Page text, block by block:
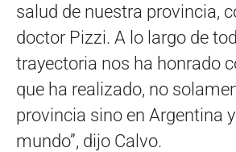
salud de nuestra provincia,
doctor Pizzi. A lo largo de
trayectoria nos ha honrado
que ha realizado, no
provincia sino en Argentina
mundo”, dijo Calvo.